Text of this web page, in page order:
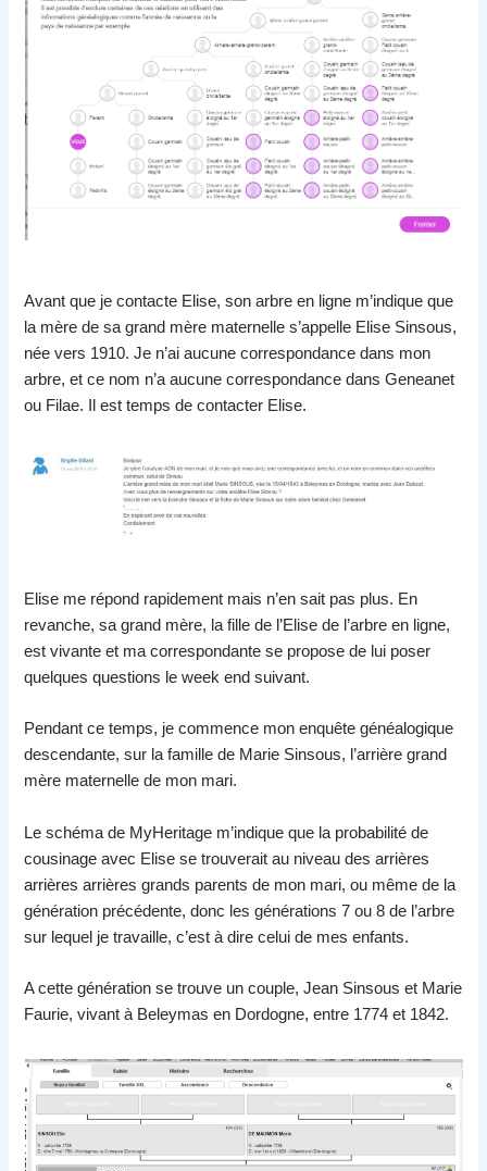
Avant que je contacte Elise, son arbre en ligne m’indique que
la mère de sa grand mère maternelle s’appelle Elise Sinsous,
née vers 1910. Je n’ai aucune correspondance dans mon
arbre, et ce nom n’a aucune correspondance dans Geneanet
ou Filae. Il est temps de contacter Elise.
Elise me répond rapidement mais n’en sait pas plus. En
revanche, sa grand mère, la fille de l’Elise de l’arbre en ligne,
est vivante et ma correspondante se propose de lui poser
quelques questions le week end suivant.
Pendant ce temps, je commence mon enquête généalogique
descendante, sur la famille de Marie Sinsous, l’arrière grand
mère maternelle de mon mari.
Le schéma de MyHeritage m’indique que la probabilité de
cousinage avec Elise se trouverait au niveau des arrières
arrières arrières grands parents de mon mari, ou même de la
génération précédente, donc les générations 7 ou 8 de l’arbre
sur lequel je travaille, c’est à dire celui de mes enfants.
A cette génération se trouve un couple, Jean Sinsous et Marie
Faurie, vivant à Beleymas en Dordogne, entre 1774 et 1842.